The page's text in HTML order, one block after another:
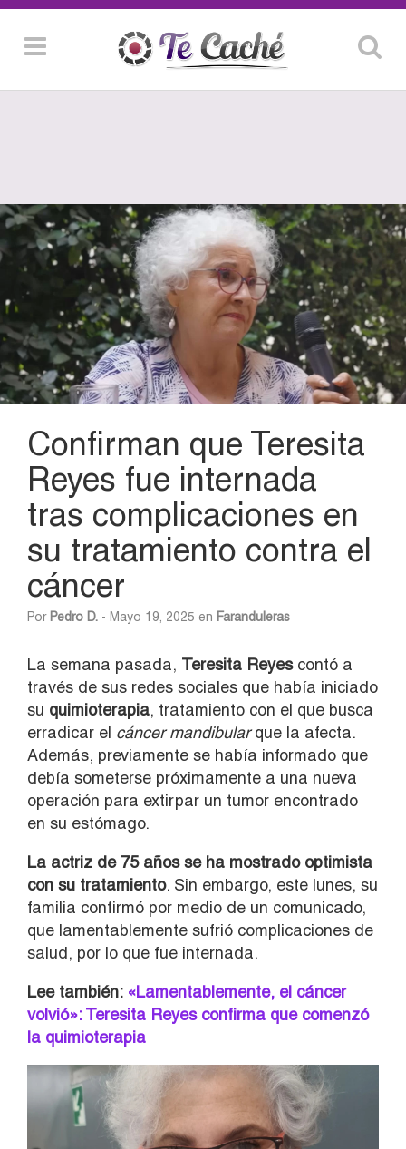
Confirman que Teresita
Reyes fue internada
tras complicaciones en
su tratamiento contra el
cáncer
Por Pedro D. - Mayo 19, 2025 en Faranduleras
La semana pasada, Teresita Reyescontó a
través de sus redes sociales que había iniciado
su quimioterapia, tratamiento con el que busca
erradicar el cáncer mandibularque la afecta.
Además, previamente se había informado que
debía someterse próximamente a una nueva
operación para extirpar un tumor encontrado
en su estómago.
La actriz de 75 años se ha mostrado optimista
con su tratamiento. Sin embargo, este lunes, su
familia confirmó por medio de un comunicado,
que lamentablemente sufrió complicaciones de
salud, por lo que fue internada.
Lee también:«Lamentablemente, el cáncer
volvió»: Teresita Reyes confirma que comenzó
la quimioterapia